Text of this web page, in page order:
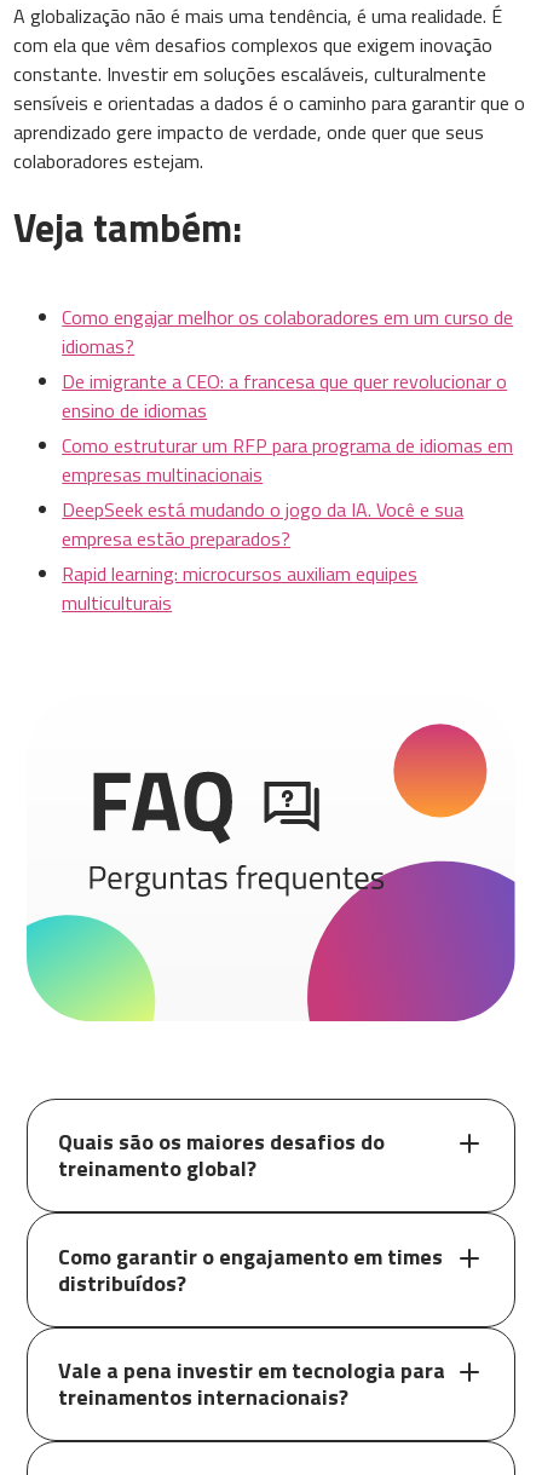
A globalização não é mais uma tendência, é uma realidade. É
com ela que vêm desafios complexos que exigem inovação
constante. Investir em soluções escaláveis, culturalmente
sensíveis e orientadas a dados é o caminho para garantir que o
aprendizado gere impacto de verdade, onde quer que seus
colaboradores estejam.
Veja também:
Como engajar melhor os colaboradores em um curso de
idiomas?
De imigrante a CEO: a francesa que quer revolucionar o
ensino de idiomas
Como estruturar um RFP para programa de idiomas em
empresas multinacionais
DeepSeek está mudando o jogo da IA. Você e sua
empresa estão preparados?
Rapid learning: microcursos auxiliam equipes
multiculturais
Quais são os maiores desafios do
treinamento global?
Como garantir o engajamento em times
distribuídos?
Vale a pena investir em tecnologia para
treinamentos internacionais?